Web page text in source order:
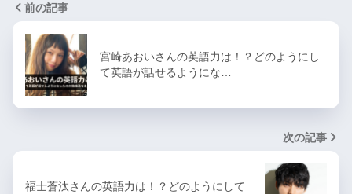
前の記事
宮崎あおいさんの英語力は！？どのようにし
て英語が話せるようにな…
次の記事
福士蒼汰さんの英語力は！？どのようにして